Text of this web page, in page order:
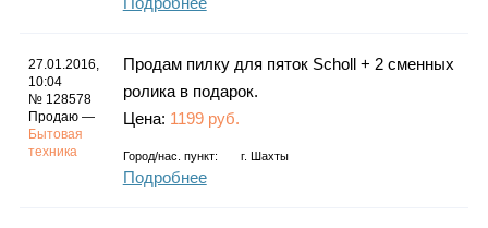
27.01.2016,
10:04
№ 128578
Продаю —
Бытовая
техника
Продам пилку для пяток Scholl + 2 сменных
ролика в подарок.
Цена: 1199 руб.
Город/нас. пункт: г. Шахты
Подробнее